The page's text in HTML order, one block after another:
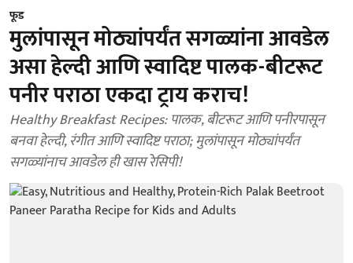
फूड
मुलांपासून मोठ्यांपर्यंत सगळ्यांना आवडेल
असा हेल्दी आणि स्वादिष्ट पालक-बीटरूट
पनीर पराठा एकदा ट्राय कराच!
Healthy Breakfast Recipes: पालक, बीटरूट आणि पनीरपासून
बनवा हेल्दी, रंगीत आणि स्वादिष्ट पराठा; मुलांपासून मोठ्यांपर्यंत
सगळ्यांनाच आवडेल ही खास रेसिपी!